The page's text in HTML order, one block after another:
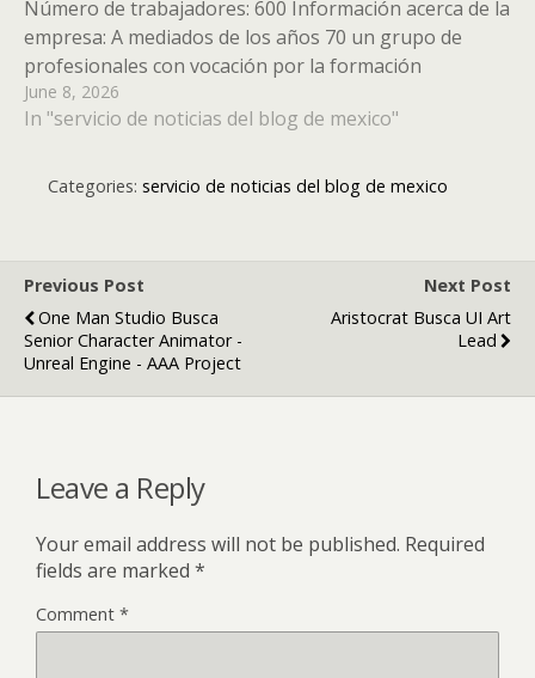
Número de trabajadores: 600 Información acerca de la
empresa: A mediados de los años 70 un grupo de
profesionales con vocación por la formación
decidimos dar vida a una iniciativa cooperativista. Así
nació FLORIDA y hoy somos más…
June 8, 2026
In "servicio de noticias del blog de mexico"
Categories: servicio de noticias del blog de mexico
Previous Post
One Man Studio Busca
Senior Character Animator -
Unreal Engine - AAA Project
Next Post
Aristocrat Busca UI Art
Lead
Leave a Reply
Your email address will not be published. Required
fields are marked *
Comment *